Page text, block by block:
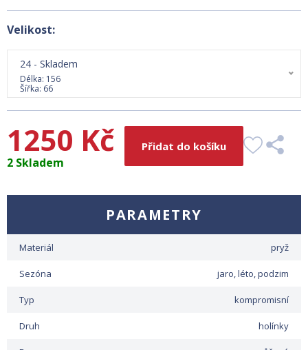
Velikost:
24 - Skladem
Délka: 156
Šířka: 66
1250 Kč
2 Skladem
Přidat do košíku
PARAMETRY
Materiál pryž
Sezóna jaro, léto, podzim
Typ kompromisní
Druh holínky